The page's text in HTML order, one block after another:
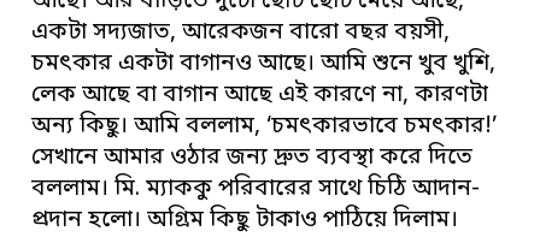
একটা সদ্যজাত, আরেকজন বারো বছর বয়সী,
চমৎকার একটা বাগানও আছে। আমি শুনে খুব খুশি,
লেক আছে বা বাগান আছে এই কারণে না, কারণটা
অন্য কিছু। আমি বললাম, ‘চমৎকারভাবে চমৎকার!’
সেখানে আমার ওঠার জন্য দ্রুত ব্যবস্থা করে দিতে
বললাম। মি. ম্যাককু পরিবারের সাথে চিঠি আদান-
প্রদান হলো। অগ্রিম কিছু টাকাও পাঠিয়ে দিলাম।